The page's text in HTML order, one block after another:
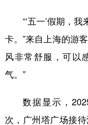
“‘五一’假期，
卡。”来自上海的游
风非常舒服，可以
气。”
数据显示，
次，广州塔广场接